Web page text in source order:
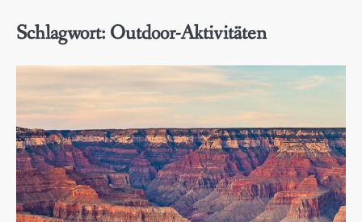
Schlagwort: Outdoor-Aktivitäten